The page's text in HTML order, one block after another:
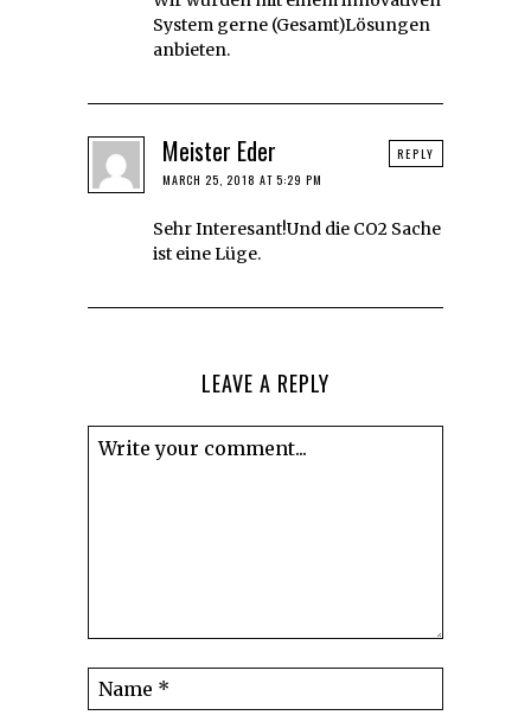
System gerne (Gesamt)Lösungen
anbieten.
Meister Eder
MARCH 25, 2018 AT 5:29 PM
Sehr Interesant!Und die CO2 Sache
ist eine Lüge.
REPLY
LEAVE A REPLY